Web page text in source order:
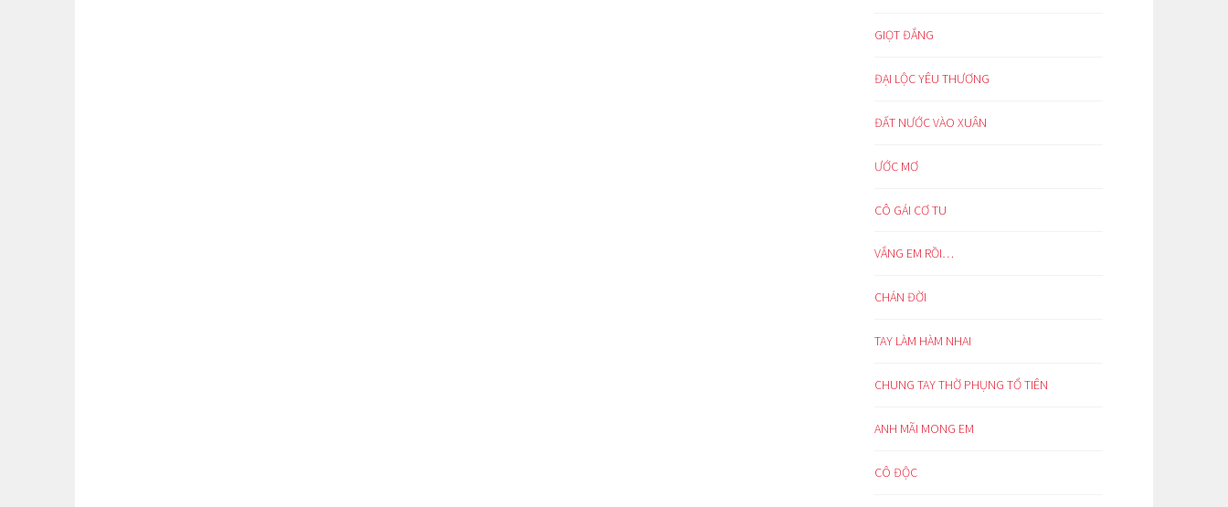
GIỌT ĐẮNG
ĐẠI LỘC YÊU THƯƠNG
ĐẤT NƯỚC VÀO XUÂN
ƯỚC MƠ
CÔ GÁI CƠ TU
VẮNG EM RỒI…
CHÁN ĐỜI
TAY LÀM HÀM NHAI
CHUNG TAY THỜ PHỤNG TỔ TIÊN
ANH MÃI MONG EM
CÔ ĐỘC